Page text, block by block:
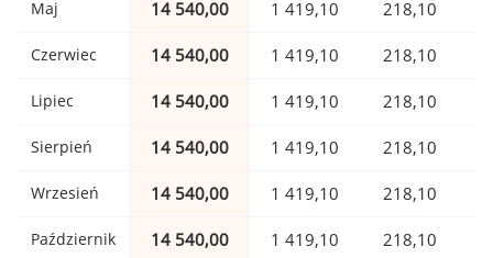
Maj 14 540,00 1 419,10 218,10
Czerwiec 14 540,00 1 419,10 218,10
Lipiec 14 540,00 1 419,10 218,10
Sierpień 14 540,00 1 419,10 218,10
Wrzesień 14 540,00 1 419,10 218,10
Październik 14 540,00 1 419,10 218,10